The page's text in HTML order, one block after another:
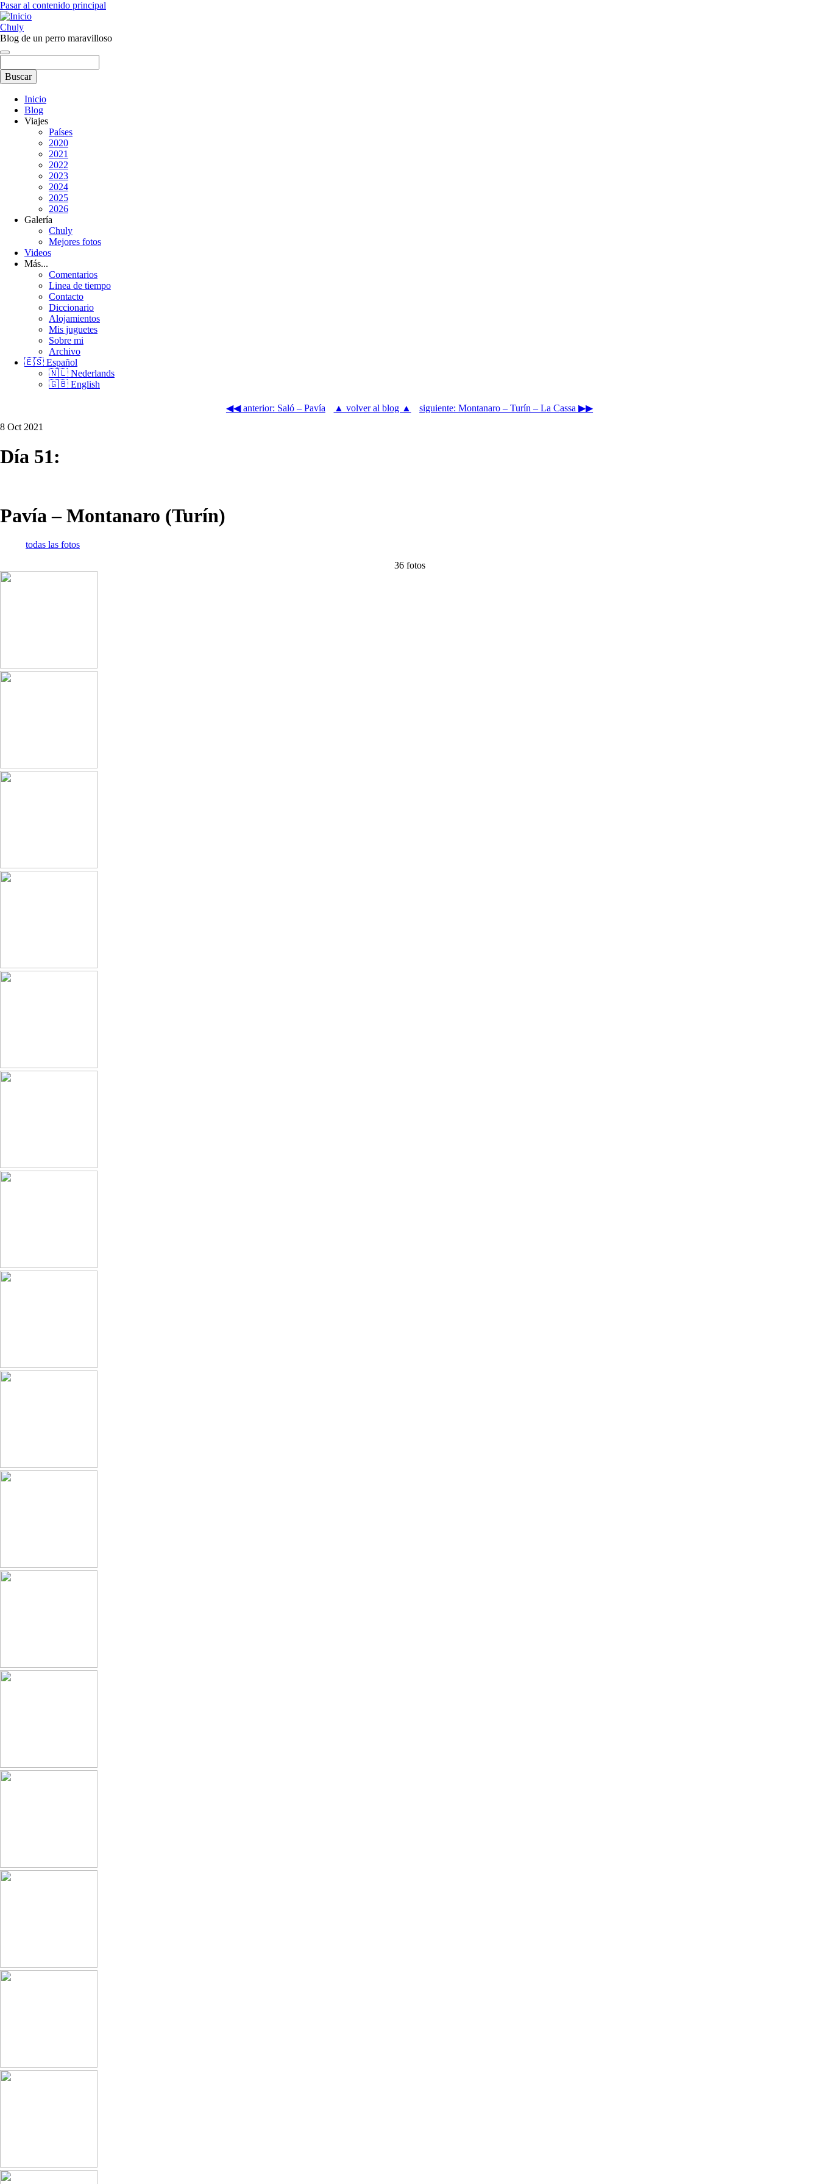
Pasar al contenido principal
Chuly
Blog de un perro maravilloso
Main
navigation
Inicio
Blog
Viajes
Países
2020
2021
2022
2023
2024
2025
2026
Galería
Chuly
Mejores fotos
Videos
Más...
Comentarios
Linea de tiempo
Contacto
Diccionario
Alojamientos
Mis juguetes
Sobre mi
Archivo
🇪🇸 Español
🇳🇱 Nederlands
🇬🇧 English
◀◀ anterior: Saló – Pavía ▲ volver al blog ▲
siguiente: Montanaro – Turín – La Cassa ▶▶
8 Oct 2021
Día 51:
Pavía – Montanaro (Turín)
todas las fotos
36 fotos